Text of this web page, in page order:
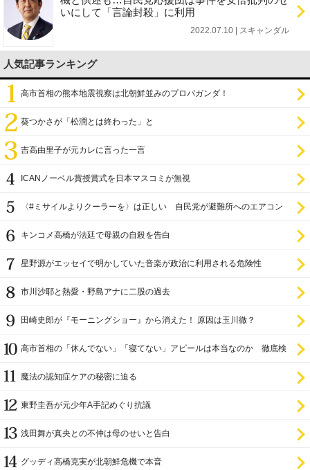
いにして「言論封殺」に利用
2022.07.10 | スキャンダル
人気記事ランキング
高市首相の熊本地震視察は北朝鮮並みのプロパガンダ！
葵つかさが「松潤とは終わった」と
吉高由里子が元カレに言った一言
ICANノーベル賞授賞式を日本マスコミが無視
〈#ミサイルよりクーラーを〉は正しい 自民党が避難所へのエアコン
キンコメ高橋が法廷で母親の自殺を告白
星野源がエッセイで明かしていた音楽が政治に利用される危険性
市川沙耶と熱愛・野島アナに二股の過去
田崎史郎が『モーニングショー』から消えた！ 原因は玉川徹？
高市首相の「休んでない」「寝てない」アピールは本当なのか 徹底検
魔法の認知症ケアの秘密に迫る
東野圭吾が元少年A手記めぐり抗議
浅田舞が真央との不仲は母のせいと告白
グッディ高橋克実が北朝鮮危機で本音